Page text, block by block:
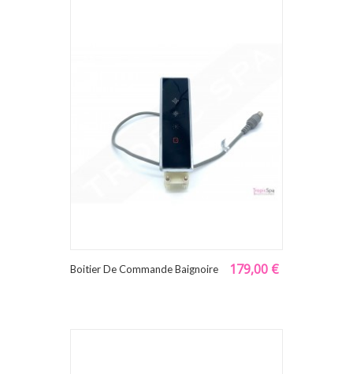
Boitier De Commande Baignoire 179,00 €